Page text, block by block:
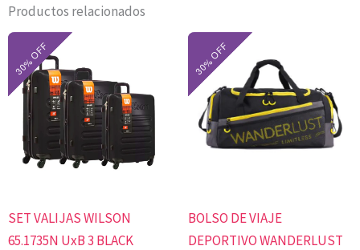
Productos relacionados
SET VALIJAS WILSON
65.1735N UxB 3 BLACK
El
precio
original
era:
$339.000.
es:
$237.300.
BOLSO DE VIAJE
DEPORTIVO WANDERLUST
precio
original
era:
$27.800.
actual
es:
$19.460.